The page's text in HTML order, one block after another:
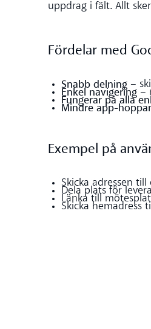
uppdrag i fält. Allt
Fördelar med
Snabb delning–
Enkel navigering–
Fungerar på alla
Mindre app-
Exempel på
Skicka adressen
Dela plats för
Länka till
Skicka hemadress